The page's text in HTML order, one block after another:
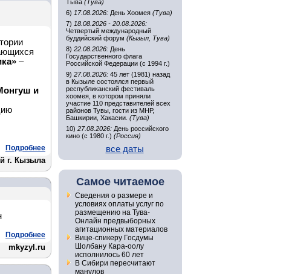
–
и
Подробнее
г. Кызыла
Подробнее
mkyzyl.ru
Тыва (Тува)
6) 17.08.2026: День Хоомея (Тува)
7) 18.08.2026 - 20.08.2026:
Четвертый международный
буддийский форум (Кызыл, Тува)
8) 22.08.2026: День
Государственного флага
Российской Федерации (с 1994 г.)
9) 27.08.2026: 45 лет (1981) назад
в Кызыле состоялся первый
республиканский фестиваль
хоомея, в котором приняли
участие 110 представителей всех
районов Тувы, гости из МНР,
Башкирии, Хакасии. (Тува)
10) 27.08.2026: День российского
кино (с 1980 г.) (Россия)
все даты
Самое читаемое
Сведения о размере и
условиях оплаты услуг по
размещению на Тува-
Онлайн предвыборных
агитационных материалов
Вице-спикеру Госдумы
Шолбану Кара-оолу
исполнилось 60 лет
В Сибири пересчитают
манулов